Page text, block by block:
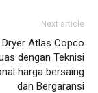
Next article
Atlas Copco
dengan Teknisi
harga bersaing
dan Bergaransi